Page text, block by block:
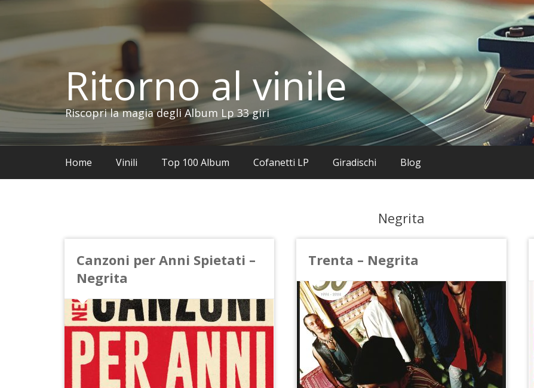
contenuto
Ritorno al vinile
Riscopri la magia degli Album Lp 33 giri
Home Vinili Top 100 Album Cofanetti LP Giradischi Blog
Negrita
Canzoni per Anni Spietati –
Negrita
Trenta – Negrita